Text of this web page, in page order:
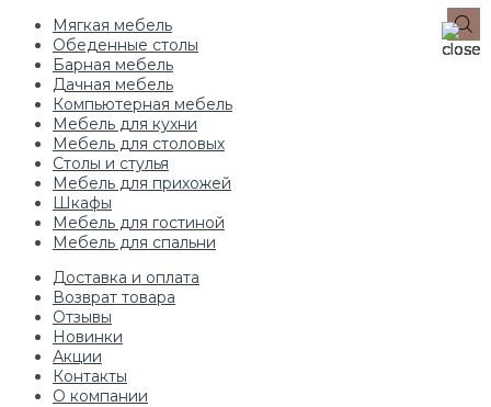
Мягкая мебель
Обеденные столы
Барная мебель
Дачная мебель
Компьютерная мебель
Мебель для кухни
Мебель для столовых
Столы и стулья
Мебель для прихожей
Шкафы
Мебель для гостиной
Мебель для спальни
Доставка и оплата
Возврат товара
Отзывы
Новинки
Акции
Контакты
О компании